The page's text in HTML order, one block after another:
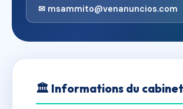
✉ msammito@venanuncios.com
🏛 Informations du cabinet